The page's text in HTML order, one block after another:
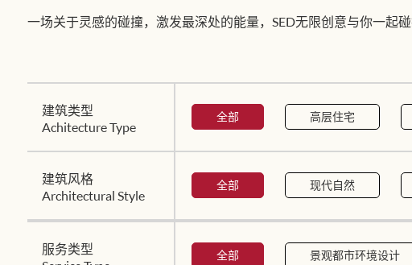
一场关于灵感的碰撞，激发最深处的能量，SED无限创意与你一起
建筑类型
Achitecture Type
全部 高层住宅
建筑风格
Architectural Style
全部 现代自然
服务类型
全部 景观都市环境设计